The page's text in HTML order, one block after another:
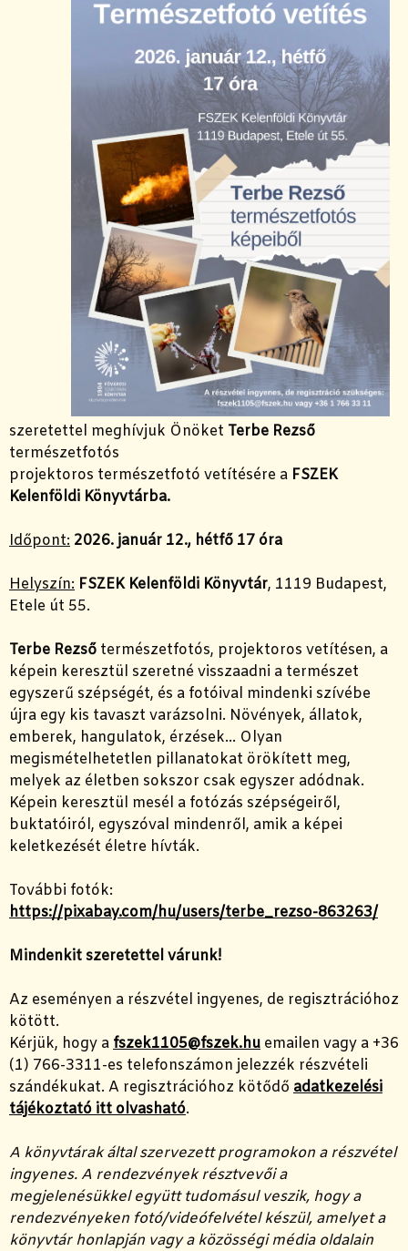
szeretettel meghívjuk Önöket Terbe Rezső
természetfotós
projektoros természetfotó vetítésére a FSZEK
Kelenföldi Könyvtárba.
Időpont: 2026. január 12., hétfő 17 óra
Helyszín: FSZEK Kelenföldi Könyvtár, 1119 Budapest,
Etele út 55.
Terbe Rezső természetfotós, projektoros vetítésen, a
képein keresztül szeretné visszaadni a természet
egyszerű szépségét, és a fotóival mindenki szívébe
újra egy kis tavaszt varázsolni. Növények, állatok,
emberek, hangulatok, érzések... Olyan
megismételhetetlen pillanatokat örökített meg,
melyek az életben sokszor csak egyszer adódnak.
Képein keresztül mesél a fotózás szépségeiről,
buktatóiról, egyszóval mindenről, amik a képei
keletkezését életre hívták.
További fotók:
https://pixabay.com/hu/users/terbe_rezso-863263/
Mindenkit szeretettel várunk!
Az eseményen a részvétel ingyenes, de regisztrációhoz
kötött.
Kérjük, hogy a fszek1105@fszek.hu emailen vagy a +36
(1) 766-3311-es telefonszámon jelezzék részvételi
szándékukat. A regisztrációhoz kötődő adatkezelési
tájékoztató itt olvasható.
A könyvtárak által szervezett programokon a részvétel
ingyenes. A rendezvények résztvevői a
megjelenésükkel együtt tudomásul veszik, hogy a
rendezvényeken fotó/videófelvétel készül, amelyet a
könyvtár honlapján vagy a közösségi média oldalain